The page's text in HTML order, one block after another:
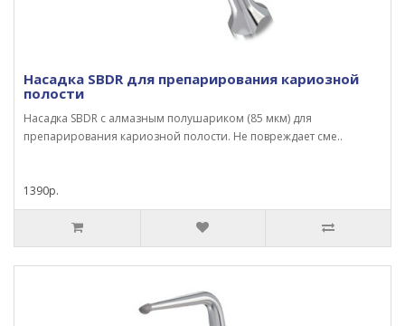
Насадка SBDR для препарирования кариозной
полости
Насадка SBDR с алмазным полушариком (85 мкм) для
препарирования кариозной полости. Не повреждает сме..
1390р.